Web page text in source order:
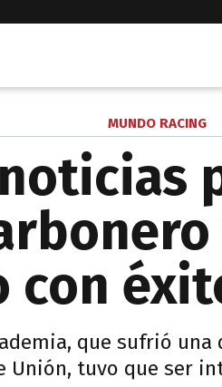
MUNDO RACING
con
que sufrió
Unión, tuvo que ser